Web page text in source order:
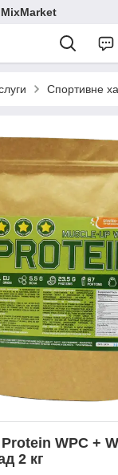
MixMarket
Спортивне
WPC +
2 кг